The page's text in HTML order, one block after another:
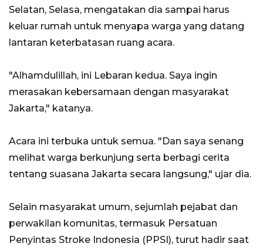
Selatan, Selasa, mengatakan dia sampai harus
keluar rumah untuk menyapa warga yang datang
lantaran keterbatasan ruang acara.
"Alhamdulillah, ini Lebaran kedua. Saya ingin
merasakan kebersamaan dengan masyarakat
Jakarta," katanya.
Acara ini terbuka untuk semua. "Dan saya senang
melihat warga berkunjung serta berbagi cerita
tentang suasana Jakarta secara langsung," ujar dia.
Selain masyarakat umum, sejumlah pejabat dan
perwakilan komunitas, termasuk Persatuan
Penyintas Stroke Indonesia (PPSI), turut hadir saat